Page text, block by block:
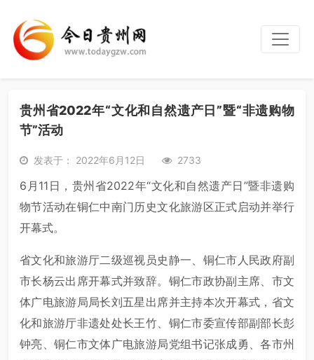
贵州省2022年“文化和自然遗产日”暨“非遗购物
节”活动
发表于： 2022年6月12日 2733
6月11日，贵州省2022年“文化和自然遗产日”暨非遗购
物节活动在铜仁中南门历史文化旅游区正式启动并举行
开幕式。
省文化和旅游厅二级巡视员史静一、铜仁市人民政府副
市长杨云出席开幕式并致辞。铜仁市政协副主席、市文
体广电旅游局局长刘五星出席并主持本次开幕式，省文
化和旅游厅非遗处处长王竹、铜仁市委宣传部副部长彭
钟亮、铜仁市文体广电旅游局党组书记张成勇、各市州